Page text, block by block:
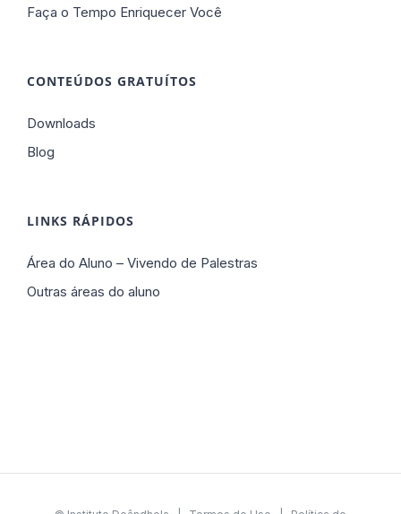
Faça o Tempo Enriquecer Você
CONTEÚDOS GRATUÍTOS
Downloads
Blog
LINKS RÁPIDOS
Área do Aluno – Vivendo de Palestras
Outras áreas do aluno